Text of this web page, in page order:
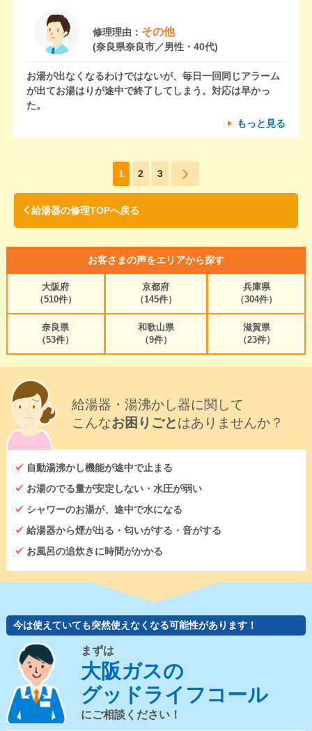
修理理由： その他
(奈良県奈良市／男性・40代)
お湯が出なくなるわけではないが、毎日一回同じアラーム
が出てお湯はりが途中で終了してしまう。対応は早かっ
た。
もっと見る
1 2 3
給湯器の修理TOPへ戻る
お客さまの声をエリアから探す
大阪府
（510件）
京都府
（145件）
兵庫県
（304件）
奈良県
（53件）
和歌山県
（9件）
滋賀県
（23件）
給湯器・湯沸かし器に関して
こんなお困りごとはありませんか？
自動湯沸かし機能が途中で止まる
お湯のでる量が安定しない・水圧が弱い
シャワーのお湯が、途中で水になる
給湯器から煙が出る・匂いがする・音がする
お風呂の追炊きに時間がかかる
今は使えていても突然使えなくなる可能性があります！
まずは
大阪ガスの
グッドライフコール
にご相談ください！